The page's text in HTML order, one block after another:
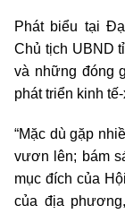
Phát biểu tại
Chủ tịch UBND
và những đóng
phát triển kinh
“Mặc dù gặp
vươn lên; bám
mục đích của
của địa